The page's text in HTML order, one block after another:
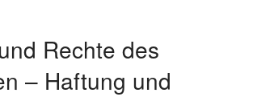
Rechte des
– Haftung und